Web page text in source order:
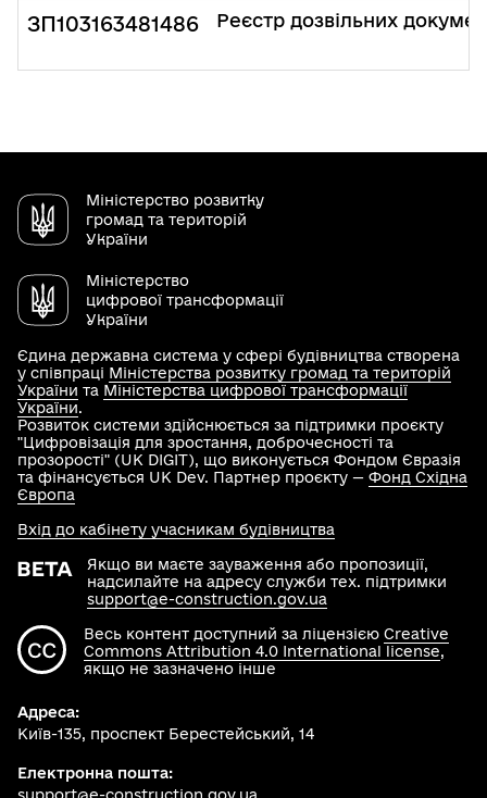
ЗП103163481486 Реєстр дозвільних
Міністерство розвитку
громад та територій
України
Міністерство
цифрової трансформації
України
Єдина державна система у сфері будівництва створена
у співпраці Міністерства розвитку громад та територій
України та Міністерства цифрової трансформації
України.
Розвиток системи здійснюється за підтримки проєкту
"Цифровізація для зростання, доброчесності та
прозорості" (UK DIGIT), що виконується Фондом Євразія
та фінансується UK Dev. Партнер проєкту — Фонд Східна
Європа
Якщо ви маєте зауваження або пропозиції,
надсилайте на адресу служби тех. підтримки
support@e-construction.gov.ua
Весь контент доступний за ліцензією Creative
Commons Attribution 4.0 International license,
якщо не зазначено інше
Вхід до кабінету учасникам будівництва
Адреса:
Київ-135, проспект Берестейський, 14
Електронна пошта: